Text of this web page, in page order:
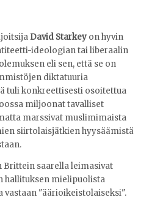
David Starkey on hyvin
ideologian tai liberaalin
eli sen, että se on
diktatuuria
tuli konkreettisesti osoitettua
miljoonat tavalliset
marssivat muslimimaista
siirtolaisjätkien hyysäämistä
saarella leimasivat
hallituksen mielipuolista
"äärioikeistolaiseksi".